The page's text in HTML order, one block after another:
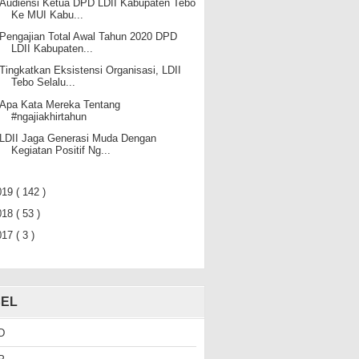
Audiensi Ketua DPD LDII Kabupaten Tebo
Ke MUI Kabu...
Pengajian Total Awal Tahun 2020 DPD
LDII Kabupaten...
Tingkatkan Eksistensi Organisasi, LDII
Tebo Selalu...
Apa Kata Mereka Tentang
#ngajiakhirtahun
LDII Jaga Generasi Muda Dengan
Kegiatan Positif Ng...
( 142 )
( 53 )
( 3 )